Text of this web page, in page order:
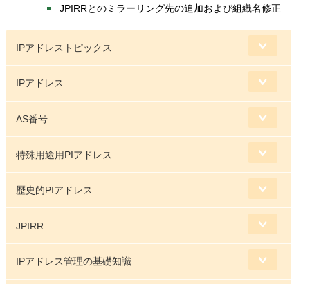
す
JPIRRとのミラーリング先の追加および組織名修正
IPアドレストピックス
IPアドレス
AS番号
特殊用途用PIアドレス
歴史的PIアドレス
JPIRR
IPアドレス管理の基礎知識